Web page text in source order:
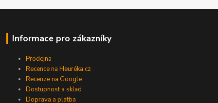
Informace pro zákazníky
Prodejna
Recence na Heuréka.cz
Recenze na Google
Dostupnost a sklad
Doprava a platba